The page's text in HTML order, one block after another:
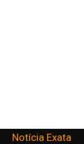
Notícia Exata